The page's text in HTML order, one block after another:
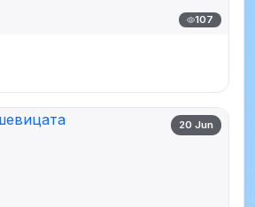
107
20 Jun